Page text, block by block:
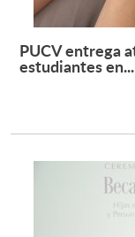
PUCV entrega
estudiantes en...